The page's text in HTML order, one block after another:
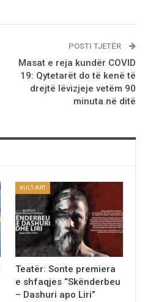
POSTI TJETËR
Masat e reja kundër COVID
19: Qytetarët do të kenë të
drejtë lëvizjeje vetëm 90
minuta në ditë
KULT-ART
Teatёr: Sonte premiera
e shfaqjes “Skënderbeu
– Dashuri apo Liri”